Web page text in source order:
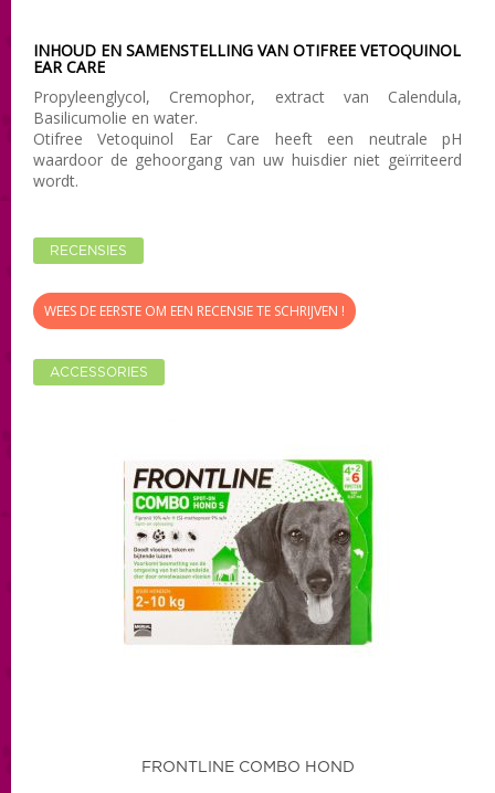
INHOUD EN SAMENSTELLING VAN OTIFREE VETOQUINOL
EAR CARE
Propyleenglycol, Cremophor, extract van Calendula,
Basilicumolie en water.
Otifree Vetoquinol Ear Care heeft een neutrale pH
waardoor de gehoorgang van uw huisdier niet geïrriteerd
wordt.
RECENSIES
WEES DE EERSTE OM EEN RECENSIE TE SCHRIJVEN !
ACCESSORIES
FRONTLINE COMBO HOND